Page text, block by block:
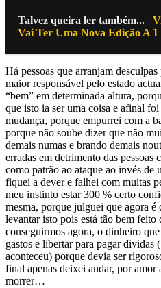
Talvez queira ler também...
Vai Ter Uma Nova Edição A
Há pessoas que arranjam
maior responsável pelo estado
“bem” em determinada altura,
que isto ia ser uma coisa e afinal
mudança, porque empurrei com a
porque não soube dizer que não
demais numas e brando demais
erradas em detrimento das pessoas
como patrão ao ataque ao invés de
fiquei a dever e falhei com muitas
meu instinto estar 300 % certo
mesma, porque julguei que agora é
levantar isto pois está tão bem feito
conseguirmos agora, o dinheiro
gastos e libertar para pagar dividas
aconteceu) porque devia ser
final apenas deixei andar, por
morrer…